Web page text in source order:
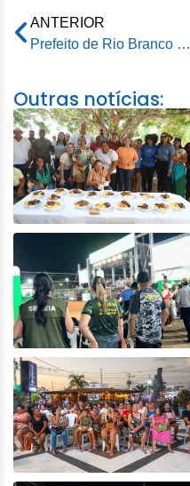
ANTERIOR
Prefeito de Rio Branco prestigia ação do Projeto Futuro no Colégio Lourival Pinho
Outras notícias: